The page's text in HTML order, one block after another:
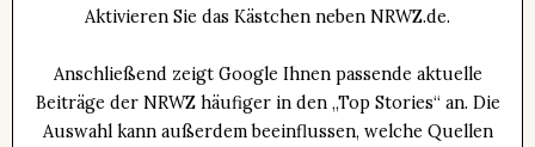
Aktivieren Sie das Kästchen neben NRWZ.de.
Anschließend zeigt Google Ihnen passende aktuelle
Beiträge der NRWZ häufiger in den „Top Stories“ an. Die
Auswahl kann außerdem beeinflussen, welche Quellen